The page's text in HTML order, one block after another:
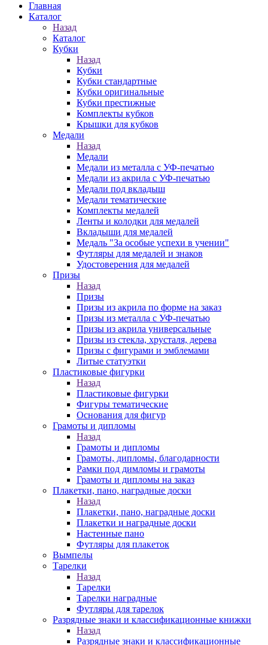
Главная
Каталог
Назад
Каталог
Кубки
Назад
Кубки
Кубки стандартные
Кубки оригинальные
Кубки престижные
Комплекты кубков
Крышки для кубков
Медали
Назад
Медали
Медали из металла с УФ-печатью
Медали из акрила с УФ-печатью
Медали под вкладыш
Медали тематические
Комплекты медалей
Ленты и колодки для медалей
Вкладыши для медалей
Медаль "За особые успехи в учении"
Футляры для медалей и знаков
Удостоверения для медалей
Призы
Назад
Призы
Призы из акрила по форме на заказ
Призы из металла с УФ-печатью
Призы из акрила универсальные
Призы из стекла, хрусталя, дерева
Призы с фигурами и эмблемами
Литые статуэтки
Пластиковые фигурки
Назад
Пластиковые фигурки
Фигуры тематические
Основания для фигур
Грамоты и дипломы
Назад
Грамоты и дипломы
Грамоты, дипломы, благодарности
Рамки под димломы и грамоты
Грамоты и дипломы на заказ
Плакетки, пано, наградные доски
Назад
Плакетки, пано, наградные доски
Плакетки и наградные доски
Настенные пано
Футляры для плакеток
Вымпелы
Тарелки
Назад
Тарелки
Тарелки наградные
Футляры для тарелок
Разрядные знаки и классификационные книжки
Назад
Разрядные знаки и классификационные